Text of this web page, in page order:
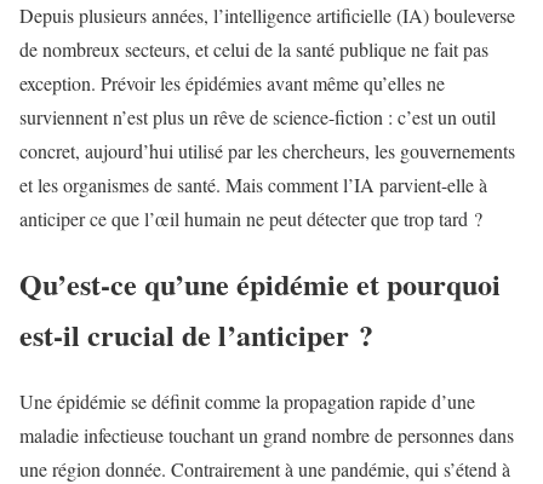
Depuis plusieurs années, l’intelligence artificielle (IA) bouleverse
de nombreux secteurs, et celui de la santé publique ne fait pas
exception. Prévoir les épidémies avant même qu’elles ne
surviennent n’est plus un rêve de science-fiction : c’est un outil
concret, aujourd’hui utilisé par les chercheurs, les gouvernements
et les organismes de santé. Mais comment l’IA parvient-elle à
anticiper ce que l’œil humain ne peut détecter que trop tard ?
Qu’est-ce qu’une épidémie et pourquoi
est-il crucial de l’anticiper ?
Une épidémie se définit comme la propagation rapide d’une
maladie infectieuse touchant un grand nombre de personnes dans
une région donnée. Contrairement à une pandémie, qui s’étend à